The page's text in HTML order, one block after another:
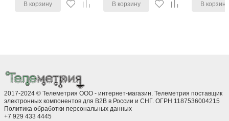
В корзину В корзину В корзину
2017-2024 © Телеметрия ООО - интернет-магазин. Телеметрия поставщик
электронных компонентов для B2B в России и СНГ. ОГРН 1187536004215
Политика обработки персональных данных
+7 929 433 4445